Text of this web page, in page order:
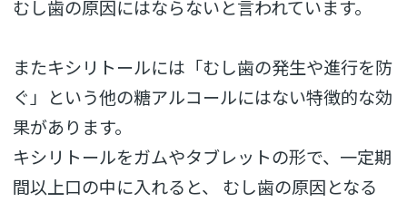
むし歯の原因にはならないと言われています。
またキシリトールには「むし歯の発生や進行を防
ぐ」という他の糖アルコールにはない特徴的な効
果があります。
キシリトールをガムやタブレットの形で、一定期
間以上口の中に入れると、 むし歯の原因となる